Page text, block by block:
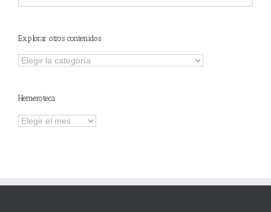
Explorar otros contenidos
Explorar
Hemeroteca
Hemeroteca